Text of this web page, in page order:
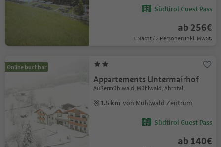
Südtirol Guest Pass
ab 256€
1 Nacht / 2 Personen Inkl. MwSt.
Online buchbar
Appartements Untermairhof
Außermühlwald, Mühlwald, Ahrntal
1.5 km von Mühlwald Zentrum
Südtirol Guest Pass
ab 140€